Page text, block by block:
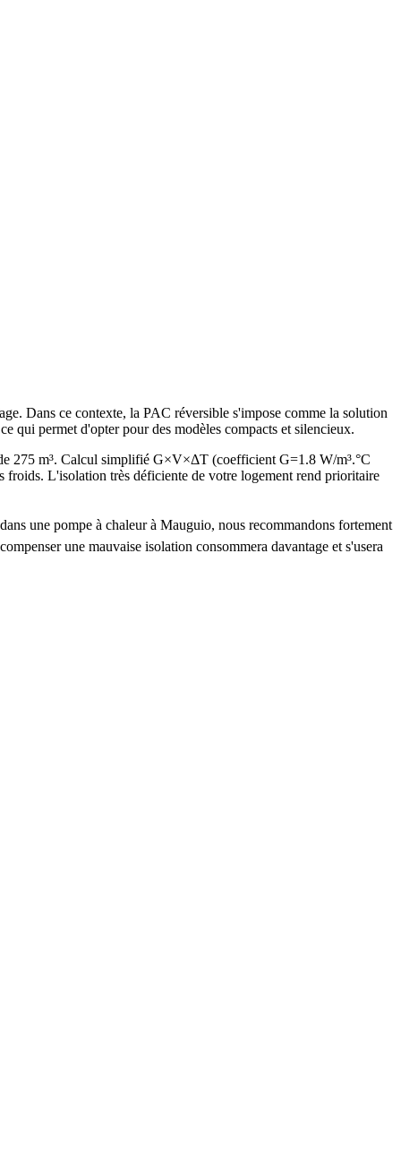
Dans ce contexte, la PAC réversible s'impose comme la solution
qui permet d'opter pour des modèles compacts et silencieux.
275 m³. Calcul simplifié G×V×ΔT (coefficient G=1.8 W/m³.°C
L'isolation très déficiente de votre logement rend prioritaire
une pompe à chaleur à Mauguio, nous recommandons fortement
une mauvaise isolation consommera davantage et s'usera